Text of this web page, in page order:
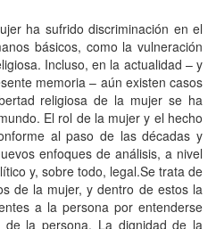
ha sufrido discriminación en el
básicos, como la vulneración
Incluso, en la actualidad – y
memoria – aún existen casos
religiosa de la mujer se ha
El rol de la mujer y el hecho
al paso de las décadas y
enfoques de análisis, a nivel
y, sobre todo, legal.Se trata de
de la mujer, y dentro de estos la
a la persona por entenderse
de la persona. La dignidad de la